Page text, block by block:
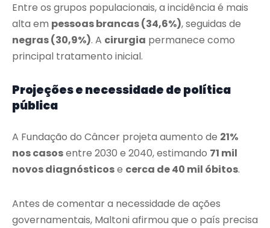
Entre os grupos populacionais, a incidência é mais
alta em pessoas brancas (34,6%), seguidas de
negras (30,9%). A cirurgia permanece como
principal tratamento inicial.
Projeções e necessidade de política
pública
A Fundação do Câncer projeta aumento de 21%
nos casosentre 2030 e 2040, estimando 71 mil
novos diagnósticose cerca de 40 mil óbitos.
Antes de comentar a necessidade de ações
governamentais, Maltoni afirmou que o país precisa